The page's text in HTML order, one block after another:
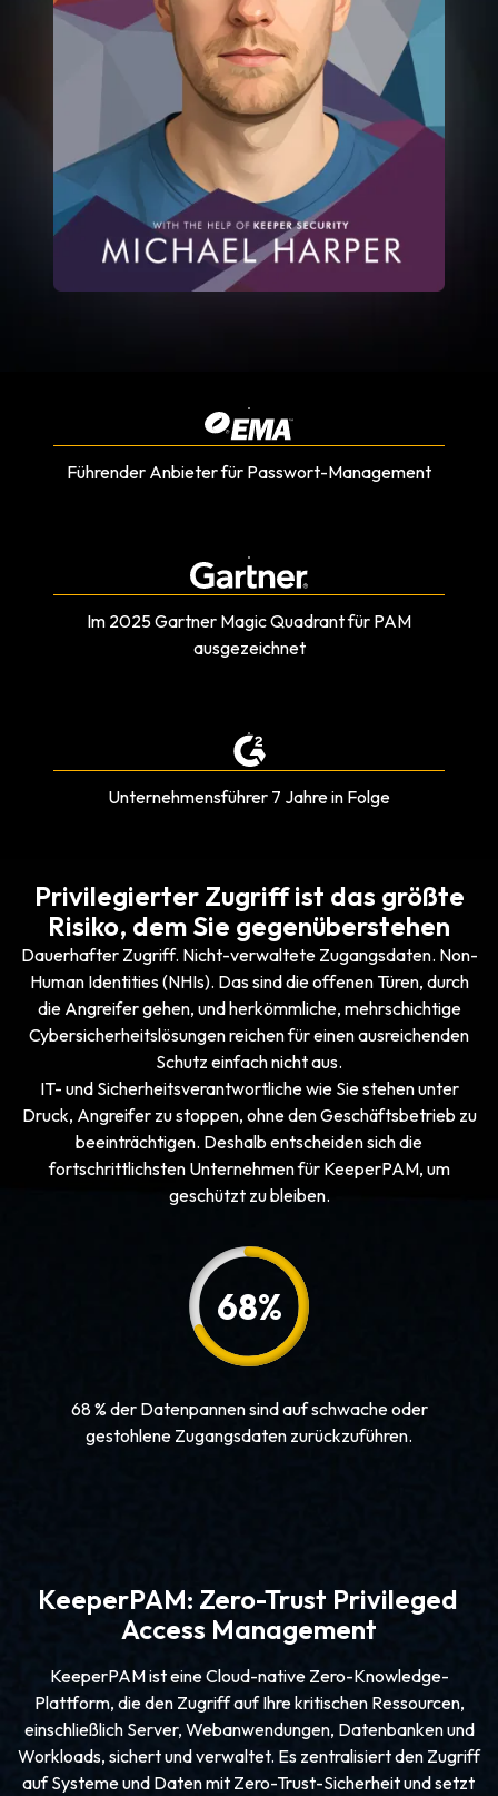
Führender Anbieter für Passwort-Management
Im 2025 Gartner Magic Quadrant für PAM
ausgezeichnet
Unternehmensführer 7 Jahre in Folge
Privilegierter Zugriff ist das größte
Risiko, dem Sie gegenüberstehen
Dauerhafter Zugriff. Nicht-verwaltete Zugangsdaten. Non-
Human Identities (NHIs). Das sind die offenen Türen, durch
die Angreifer gehen, und herkömmliche, mehrschichtige
Cybersicherheitslösungen reichen für einen ausreichenden
Schutz einfach nicht aus.
IT- und Sicherheitsverantwortliche wie Sie stehen unter
Druck, Angreifer zu stoppen, ohne den Geschäftsbetrieb zu
beeinträchtigen. Deshalb entscheiden sich die
fortschrittlichsten Unternehmen für KeeperPAM, um
geschützt zu bleiben.
68%
68 % der Datenpannen sind auf schwache oder
gestohlene Zugangsdaten zurückzuführen.
KeeperPAM: Zero-Trust Privileged
Access Management
KeeperPAM ist eine Cloud-native Zero-Knowledge-
Plattform, die den Zugriff auf Ihre kritischen Ressourcen,
einschließlich Server, Webanwendungen, Datenbanken und
Workloads, sichert und verwaltet. Es zentralisiert den Zugriff
auf Systeme und Daten mit Zero-Trust-Sicherheit und setzt